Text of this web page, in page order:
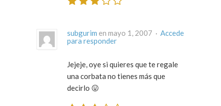
subgurim en mayo 1, 2007 · Accede
para responder
Jejeje, oye si quieres que te regale
una corbata no tienes más que
decirlo 😛